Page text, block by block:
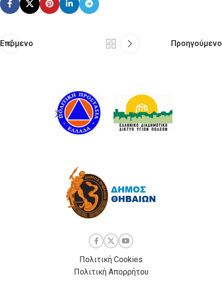
Επόμενο Προηγούμενο
Πολιτική Cookies
Πολιτική Απορρήτου